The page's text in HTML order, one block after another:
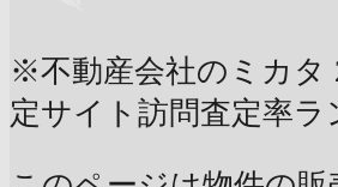
※不動産会社のミカタ
定サイト訪問査定率ラ